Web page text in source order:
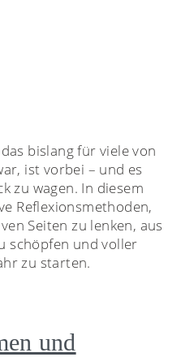
bislang für viele von
ist vorbei – und es
zu wagen. In diesem
Reflexionsmethoden,
Seiten zu lenken, aus
schöpfen und voller
zu starten.
und